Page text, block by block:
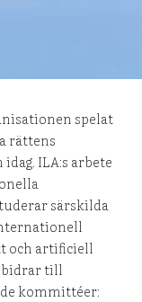
spelat
rättens
ILA:s arbete
särskilda
och artificiell
bidrar till
kommittéer: